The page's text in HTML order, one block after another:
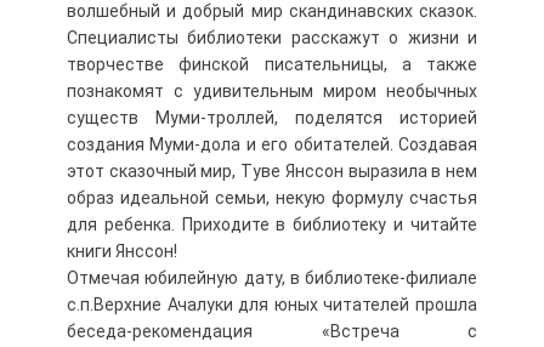
волшебный и добрый мир скандинавских сказок.
Специалисты библиотеки расскажут о жизни и
творчестве финской писательницы, а также
познакомят с удивительным миром необычных
существ Муми-троллей, поделятся историей
создания Муми-дола и его обитателей. Создавая
этот сказочный мир, Туве Янссон выразила в нем
образ идеальной семьи, некую формулу счастья
для ребенка. Приходите в библиотеку и читайте
книги Янссон!
Отмечая юбилейную дату, в библиотеке-филиале
с.п.Верхние Ачалуки для юных читателей прошла
беседа-рекомендация «Встреча с